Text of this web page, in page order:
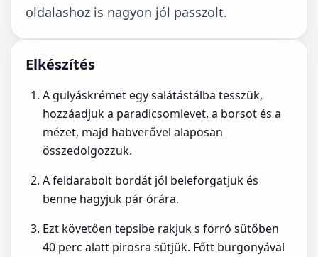
oldalashoz is nagyon jól passzolt.
Elkészítés
A gulyáskrémet egy salátástálba tesszük,
hozzáadjuk a paradicsomlevet, a borsot és a
mézet, majd habverővel alaposan
összedolgozzuk.
A feldarabolt bordát jól beleforgatjuk és
benne hagyjuk pár órára.
Ezt követően tepsibe rakjuk s forró sütőben
40 perc alatt pirosra sütjük. Főtt burgonyával